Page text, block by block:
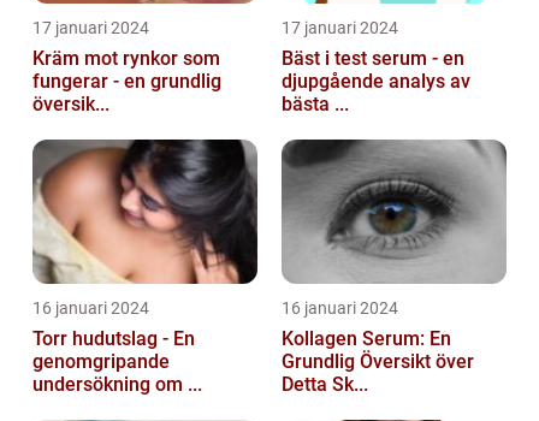
17 januari 2024
Kräm mot rynkor som
fungerar - en grundlig
översik...
17 januari 2024
Bäst i test serum - en
djupgående analys av
bästa ...
16 januari 2024
Torr hudutslag - En
genomgripande
undersökning om ...
16 januari 2024
Kollagen Serum: En
Grundlig Översikt över
Detta Sk...